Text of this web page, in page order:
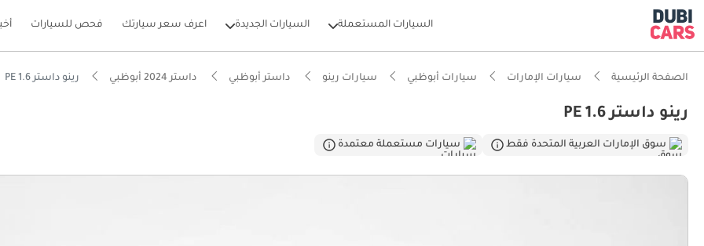
السيارات المستعملة السيارات الجديدة اعرف سعر سيارتك فحص للسيارات
الصفحة الرئيسية سيارات الإمارات سيارات أبوظبي سيارات رينو داستر أبوظبي داستر 2024 أبوظبي رينو داستر PE 1.6
رينو داستر PE 1.6
سوق الإمارات العربية المتحدة فقط سيارات مستعملة معتمدة